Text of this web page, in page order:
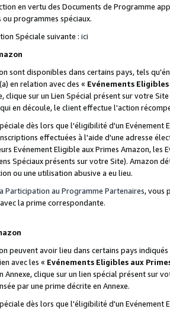
en vertu des Documents de Programme
programmes spéciaux.
Spéciale suivante : ici
sont disponibles dans certains pays, tels
en relation avec des « Evénements
clique sur un Lien Spécial présent sur votre
en découle, le client effectue l'action
dès lors que l'éligibilité d'un
effectuées à l'aide d'une adresse
Evénement Eligible aux Primes Amazon,
Spéciaux présents sur votre Site). Amazon
ou une utilisation abusive a eu lieu.
Participation au Programme Partenaires, vous
la prime correspondante.
peuvent avoir lieu dans certains pays indiqués
avec les « Evénements Eligibles aux
clique sur un lien spécial présent sur
par une prime décrite en Annexe.
dès lors que l'éligibilité d'un